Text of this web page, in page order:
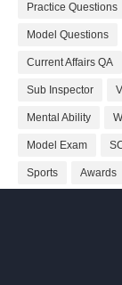
Practice Questions
Model Questions
Current Affairs QA
Sub Inspector
Mental Ability
Model Exam
Sports Awards